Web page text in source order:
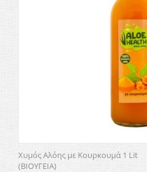
Χυμός Αλόης με Κουρκουμά 1 Lit
(ΒΙΟΥΓΕΙΑ)